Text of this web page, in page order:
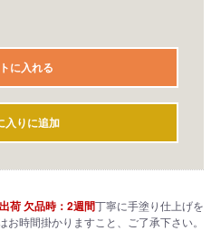
に入れる
入りに追加
荷 欠品時：2週間丁寧に手塗り仕上げを
時間掛かりますこと、ご了承下さい。